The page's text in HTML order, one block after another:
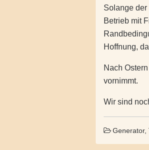
Solange der
Betrieb mit
Hoffnung,
Nach
vornimmt.
Wir sind
Generator,